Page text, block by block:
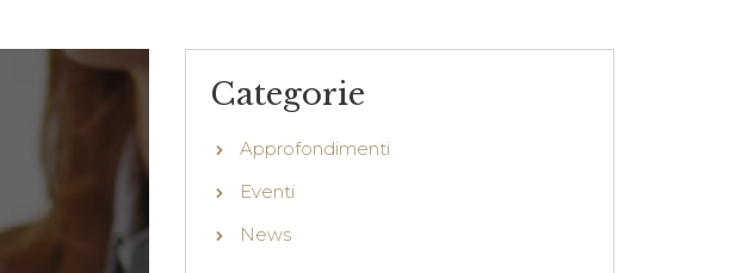
Categorie
Approfondimenti
Eventi
News